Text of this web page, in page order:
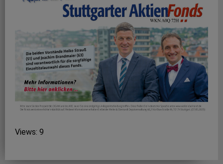
Views: 9